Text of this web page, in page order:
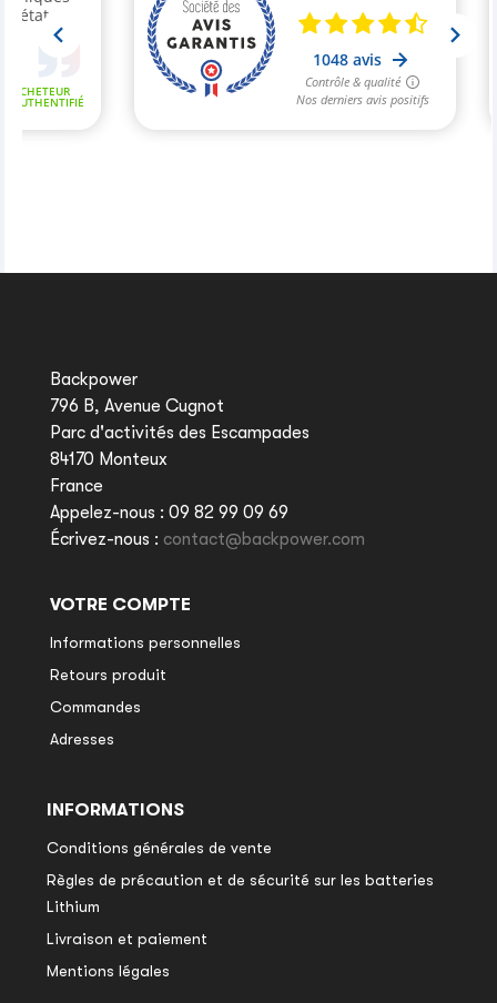
Backpower
796 B, Avenue Cugnot
Parc d'activités des Escampades
84170 Monteux
France
Appelez-nous : 09 82 99 09 69
Écrivez-nous : contact@backpower.com
VOTRE COMPTE
Informations personnelles
Retours produit
Commandes
Adresses
INFORMATIONS
Conditions générales de vente
Règles de précaution et de sécurité sur les batteries
Lithium
Livraison et paiement
Mentions légales